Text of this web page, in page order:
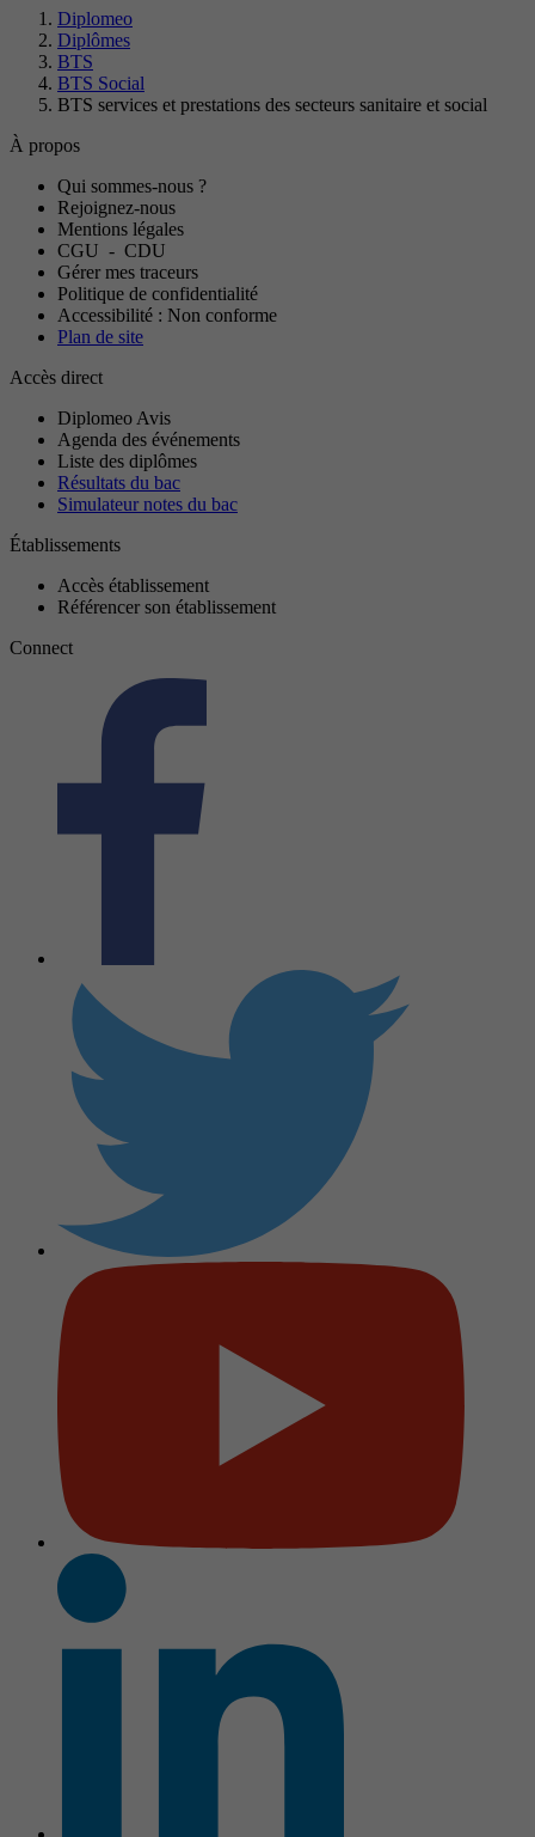
Diplomeo
Diplômes
BTS
BTS Social
BTS services et prestations des secteurs sanitaire et social
À propos
Qui sommes-nous ?
Rejoignez-nous
Mentions légales
CGU - CDU
Gérer mes traceurs
Politique de confidentialité
Accessibilité : Non conforme
Plan de site
Accès direct
Diplomeo Avis
Agenda des événements
Liste des diplômes
Résultats du bac
Simulateur notes du bac
Établissements
Accès établissement
Référencer son établissement
Connect